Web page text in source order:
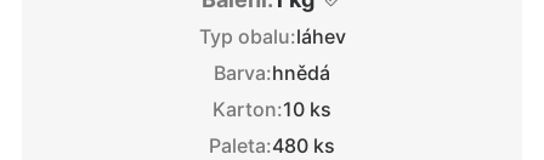
Typ obalu:láhev
Barva:hnědá
Karton:10 ks
Paleta:480 ks